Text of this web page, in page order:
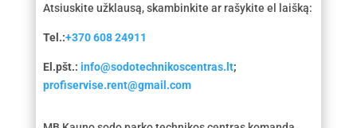
Atsiuskite užklausą, skambinkite ar rašykite el laišką:
Tel.:+370 608 24911
El.pšt.: info@sodotechnikoscentras.lt;
profiservise.rent@gmail.com